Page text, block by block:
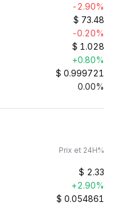
-2.90%
$ 73.48
-0.20%
$ 1.028
+0.80%
$ 0.999721
0.00%
Prix et 24H%
$ 2.33
+2.90%
$ 0.054861